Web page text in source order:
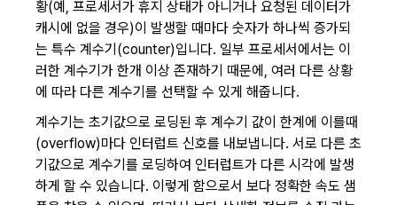
황(예, 프로세서가 휴지 상태가 아니거나 요청된 데이터가
캐시에 없을 경우)이 발생할 때마다 숫자가 하나씩 증가되
는 특수 계수기(counter)입니다. 일부 프로세서에서는 이
러한 계수기가 한개 이상 존재하기 때문에, 여러 다른 상황
에 따라 다른 계수기를 선택할 수 있게 해줍니다.
계수기는 초기값으로 로딩된 후 계수기 값이 한계에 이를때
(overflow)마다 인터럽트 신호를 내보냅니다. 서로 다른 초
기값으로 계수기를 로딩하여 인터럽트가 다른 시각에 발생
하게 할 수 있습니다. 이렇게 함으로서 보다 정확한 속도 샘